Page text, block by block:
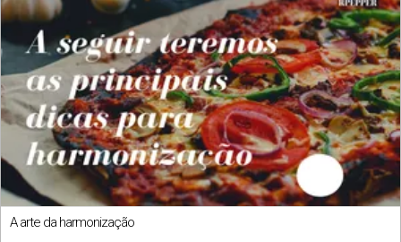
A arte da harmonização